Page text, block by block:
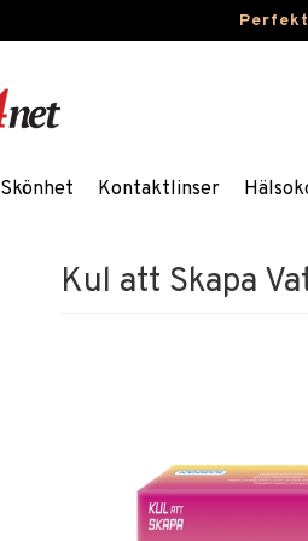
Skönhet Kontaktlinser
Kul att Skapa